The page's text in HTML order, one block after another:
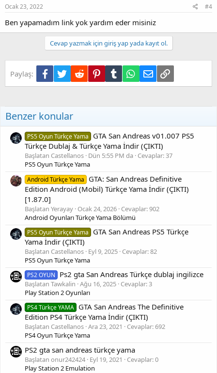
Ocak 23, 2022 #4
Ben yapamadım link yok yardım eder misiniz
Cevap yazmak için giriş yap yada kayıt ol.
Paylaş: Facebook
TwitterReddit PinterestTumblr WhatsApp
E-postaLink
Benzer konular
PS5 Oyun Türkçe Yama
GTA San Andreas v01.007 PS5
Türkçe Dublaj & Türkçe Yama İndir (ÇIKTI)
Başlatan Castellanos Dün 5:55 PM da Cevaplar: 37
PS5 Oyun Türkçe Yama
Android Türkçe Yama
GTA: San Andreas Definitive
Edition Android (Mobil) Türkçe Yama İndir (ÇIKTI)
[1.87.0]
Başlatan Yerayay Ocak 24, 2026 Cevaplar: 902
Android Oyunları Türkçe Yama Bölümü
PS5 Oyun Türkçe Yama
GTA San Andreas PS5 Türkçe
Yama İndir (ÇIKTI)
Başlatan Castellanos Eyl 9, 2025 Cevaplar: 82
PS5 Oyun Türkçe Yama
PS2 OYUN Ps2 gta San Andreas Türkçe dublaj ingilizce
Başlatan Tawkalin Ağu 16, 2025 Cevaplar: 3
Play Station 2 Oyunları
PS4 Türkçe YAMA GTA San Andreas The Definitive
Edition PS4 Türkçe Yama İndir (ÇIKTI)
Başlatan Castellanos Ara 23, 2021
Cevaplar: 692
PS4 Oyun Türkçe Yama
PS2 gta san andreas türkçe yama
Başlatan onur242424 Eyl 19, 2021
Cevaplar: 0
Play Station 2 Emulation